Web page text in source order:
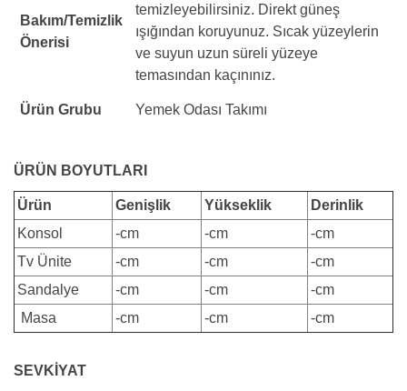
Bakım/Temizlik
Önerisi
temizleyebilirsiniz. Direkt güneş
ışığından koruyunuz. Sıcak yüzeylerin
ve suyun uzun süreli yüzeye
temasından kaçınınız.
Ürün Grubu Yemek Odası Takımı
ÜRÜN BOYUTLARI
Ürün Genişlik Yükseklik
Derinlik
Konsol
-cm -cm
-cm
Tv Ünite
-cm -cm
-cm
Sandalye
-cm -cm
-cm
Masa
-cm -cm -cm
SEVKİYAT